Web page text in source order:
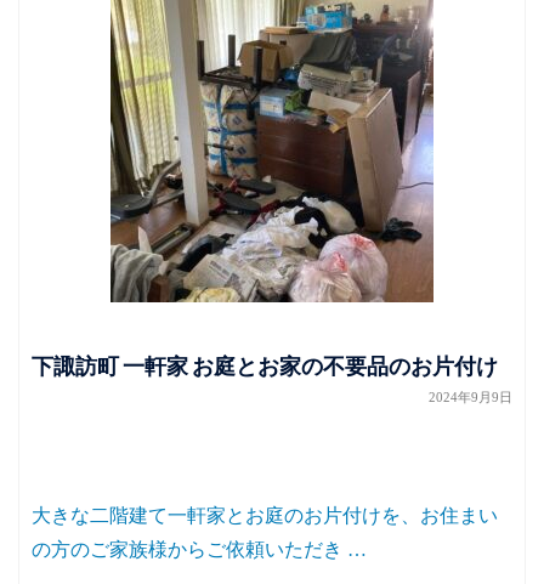
下諏訪町 一軒家 お庭とお家の不要品のお片付け
2024年9月9日
大きな二階建て一軒家とお庭のお片付けを、お住まい
の方のご家族様からご依頼いただき …